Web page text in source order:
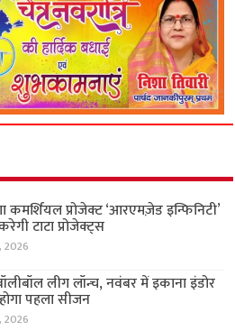
कमर्शियल प्रोजेक्ट ‘आरएमज़ेड इन्फिनिटी’
टाटा प्रोजेक्ट्स
2026
लीग लॉन्च, नवंबर में इकाना इंडोर
पहला सीजन
2026